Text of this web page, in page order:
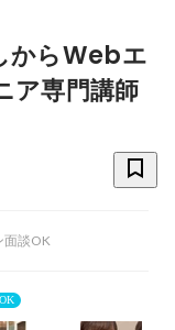
からWebエ
ア専門講師
面談OK